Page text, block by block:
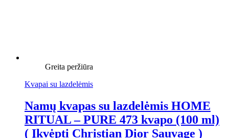
Greita peržiūra
Kvapai su lazdelėmis
Namų kvapas su lazdelėmis HOME
RITUAL – PURE 473 kvapo (100 ml)
( Įkvėpti Christian Dior Sauvage )